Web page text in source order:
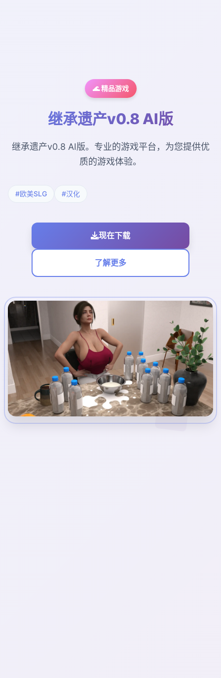
🌊 精品游戏
继承遗产v0.8 AI版
继承遗产v0.8 AI版。专业的游戏平台，为您提供优
质的游戏体验。
#欧美SLG #汉化
现在下载
了解更多